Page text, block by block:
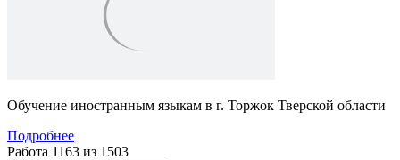
Обучение иностранным языкам в г. Торжок Тверской области
Подробнее
Работа 1163 из 1503